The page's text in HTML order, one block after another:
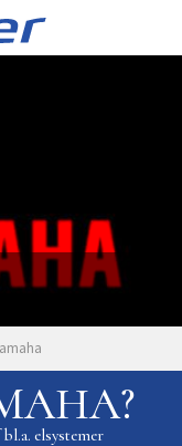
elsystemer